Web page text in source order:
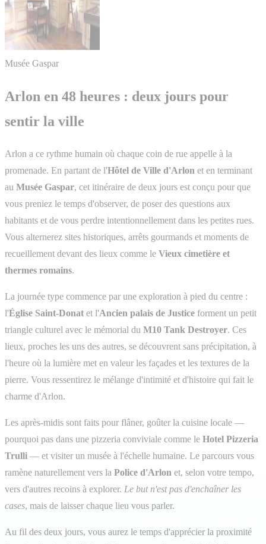
Musée Gaspar
Arlon en 48 heures : deux jours pour
sentir la ville
Arlon a ce rythme humain où chaque coin de rue appelle à la
promenade. En partant de l'Hôtel de Ville d'Arlon et en terminant
au Musée Gaspar, cet itinéraire de deux jours est conçu pour que
vous preniez le temps d'observer, de poser des questions aux
habitants et de vous perdre intentionnellement dans les petites rues.
Vous alternerez sites historiques, arrêts gourmands et moments de
recueillement devant des lieux comme le Vieux cimetière et
thermes romains.
La journée type commence par une exploration à pied du centre :
l'Église Saint-Donat et l'Ancien palais de Justice forment un petit
triangle culturel avec le mémorial du M10 Tank Destroyer. Ces
lieux, proches les uns des autres, se découvrent sans précipitation, à
l'heure où la lumière met en valeur les façades et les textures de la
pierre. Vous ressentirez le mélange d'intimité et d'histoire qui fait le
charme d'Arlon.
Les après-midis sont faits pour flâner, goûter la cuisine locale —
pourquoi pas dans une pizzeria conviviale comme le Hotel Pizzeria
Trulli — et visiter un musée à l'échelle humaine. Le parcours vous
ramène naturellement vers la Police d'Arlon et, selon votre tempo,
vers d'autres recoins à explorer. Le but n'est pas d'enchaîner les
cases, mais de laisser chaque lieu vous parler.
Au fil des deux jours, vous aurez le temps d'apprécier la proximité